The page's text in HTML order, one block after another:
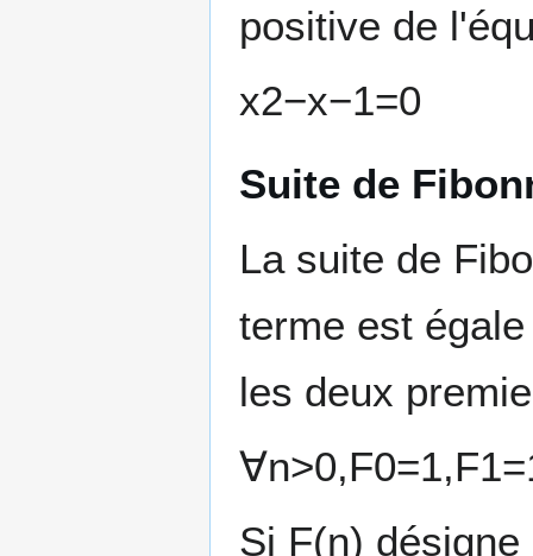
positive de
x2−x−1=0
Suite de
La suite de
terme est
les deux
∀n>0,F0=1,F1=
Si F(n)